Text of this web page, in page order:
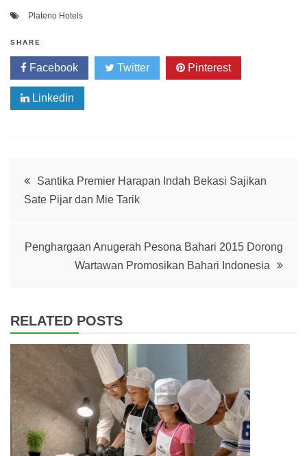
Plateno Hotels
SHARE
Facebook Twitter Pinterest
Linkedin
Post
navigation
Santika Premier Harapan Indah Bekasi Sajikan
Sate Pijar dan Mie Tarik
Penghargaan Anugerah Pesona Bahari 2015 Dorong
Wartawan Promosikan Bahari Indonesia
RELATED POSTS